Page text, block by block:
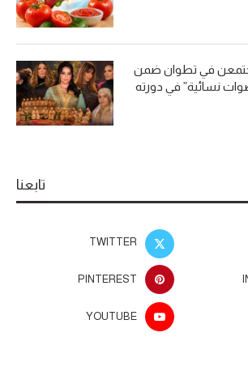
في تطوان ضمن
نسائية” في دورته
تابعنا
TWITTER
PINTEREST
YOUTUBE